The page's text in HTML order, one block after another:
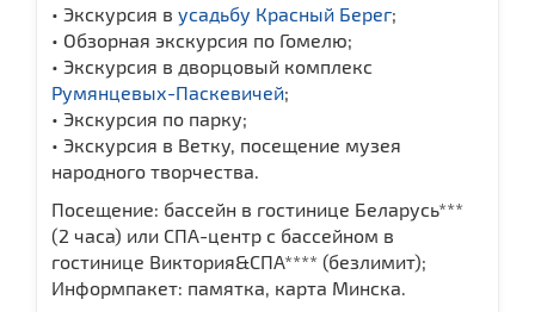
• Экскурсия в усадьбу Красный Берег;
• Обзорная экскурсия по Гомелю;
• Экскурсия в дворцовый комплекс
Румянцевых-Паскевичей;
• Экскурсия по парку;
• Экскурсия в Ветку, посещение музея
народного творчества.
Посещение: бассейн в гостинице Беларусь***
(2 часа) или СПА-центр с бассейном в
гостинице Виктория&СПА**** (безлимит);
Информпакет: памятка, карта Минска.